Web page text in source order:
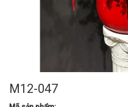
M12-047